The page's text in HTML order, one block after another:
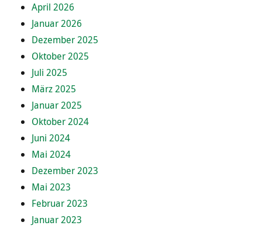
April 2026
Januar 2026
Dezember 2025
Oktober 2025
Juli 2025
März 2025
Januar 2025
Oktober 2024
Juni 2024
Mai 2024
Dezember 2023
Mai 2023
Februar 2023
Januar 2023